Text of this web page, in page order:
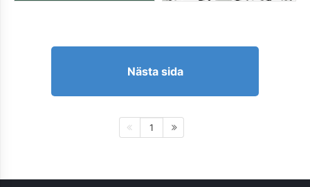
Nästa sida
1